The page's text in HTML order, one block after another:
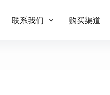
联系我们 购买渠道